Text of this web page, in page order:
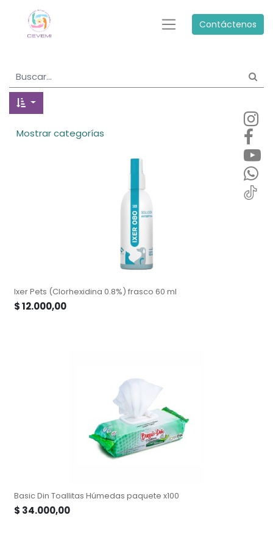
Contáctenos
Mostrar categorías
Ixer Pets (Clorhexidina 0.8%) frasco 60 ml
$12.000,00
Basic Din Toallitas Húmedas paquete x100
$ 34.000,00